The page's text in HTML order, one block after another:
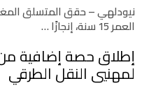
نيودلهي – حقق المتسلق
العمر 15 سنة، إنجازًا …
إطلاق حصة إضافية من
لمهنيي النقل الطرقي